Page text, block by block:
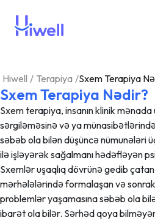
Hiwell / Terapiya /Sxem Terapiya
Sxem Terapiya Nədir?
Sxem terapiya, insanın klinik
sərgiləməsinə və ya
səbəb ola bilən düşüncə nümunələri
ilə işləyərək sağalmanı hədəfləyən
Sxemlər uşaqlıq dövrünə gedib
mərhələlərində formalaşan və
problemlər yaşamasına səbəb ola
ibarət ola bilər. Sərhəd qoya